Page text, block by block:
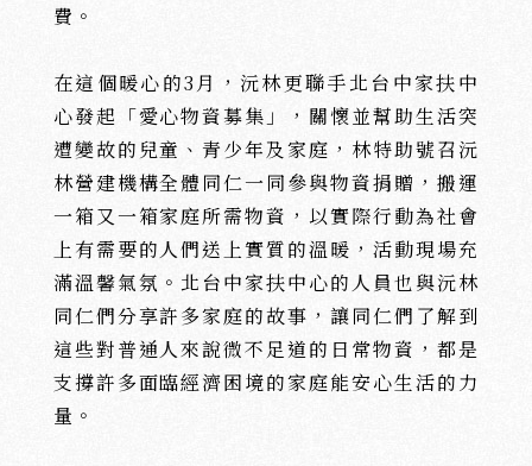
費。
在這個暖心的3月，沅林更聯手北台中家扶中
心發起「愛心物資募集」，關懷並幫助生活突
遭變故的兒童、青少年及家庭，林特助號召沅
林營建機構全體同仁一同參與物資捐贈，搬運
一箱又一箱家庭所需物資，以實際行動為社會
上有需要的人們送上實質的溫暖，活動現場充
滿溫馨氣氛。北台中家扶中心的人員也與沅林
同仁們分享許多家庭的故事，讓同仁們了解到
這些對普通人來說微不足道的日常物資，都是
支撐許多面臨經濟困境的家庭能安心生活的力
量。